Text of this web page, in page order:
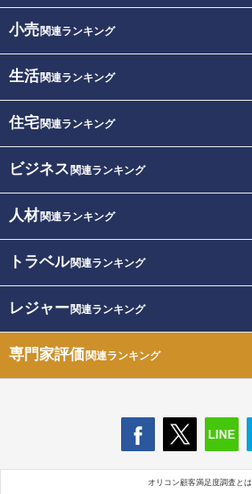
小売関連ランキング
生活関連ランキング
住宅関連ランキング
ビジネス 関連ランキング
人材関連ランキング
トラベル関連ランキング
レジャー関連ランキング
専門家評価関連ランキング
オリコン顧客満足度調査とは